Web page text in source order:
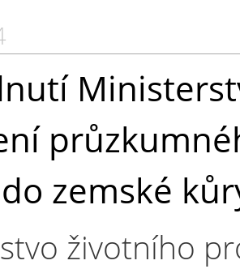
zemské
životního